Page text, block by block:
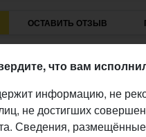
ОСТАВИТЬ ОТЗЫВ
GAS Brew
5,5%
01.08.2025
что вам
информацию, не
не достигших
Сведения,